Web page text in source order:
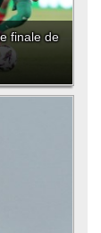
finale de